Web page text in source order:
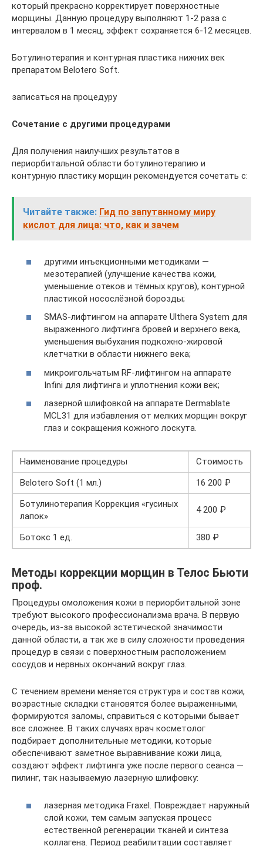
который прекрасно корректирует поверхностные
морщины. Данную процедуру выполняют 1-2 раза с
интервалом в 1 месяц, эффект сохраняется 6-12 месяцев.
Ботулинотерапия и контурная пластика нижних век
препаратом Belotero Soft.
записаться на процедуру
Сочетание с другими процедурами
Для получения наилучших результатов в
периорбитальной области ботулинотерапию и
контурную пластику морщин рекомендуется сочетать с:
Читайте также: Гид по запутанному миру
кислот для лица: что, как и зачем
другими инъекционными методиками —
мезотерапией (улучшение качества кожи,
уменьшение отеков и тёмных кругов), контурной
пластикой носослёзной борозды;
SMAS-лифтингом на аппарате Ulthera System для
выраженного лифтинга бровей и верхнего века,
уменьшения выбухания подкожно-жировой
клетчатки в области нижнего века;
микроигольчатым RF-лифтингом на аппарате
Infini для лифтинга и уплотнения кожи век;
лазерной шлифовкой на аппарате Dermablate
MCL31 для избавления от мелких морщин вокруг
глаз и сокращения кожного лоскута.
Наименование процедуры
Стоимость
Belotero Soft (1 мл.)
16 200 ₽
Ботулинотерапия Коррекция «гусиных
лапок»
4 200 ₽
Ботокс 1 ед. 380 ₽
Методы коррекции морщин в Телос Бьюти
проф.
Процедуры омоложения кожи в периорбитальной зоне
требуют высокого профессионализма врача. В первую
очередь, из-за высокой эстетической значимости
данной области, а так же в силу сложности проведения
процедур в связи с поверхностным расположением
сосудов и нервных окончаний вокруг глаз.
С течением времени меняется структура и состав кожи,
возрастные складки становятся более выраженными,
формируются заломы, справиться с которыми бывает
все сложнее. В таких случаях врач косметолог
подбирает дополнительные методики, которые
обеспечивают заметное выравнивание кожи лица,
создают эффект лифтинга уже после первого сеанса —
пилинг, так называемую лазерную шлифовку:
лазерная методика Fraxel. Повреждает наружный
слой кожи, тем самым запуская процесс
естественной регенерации тканей и синтеза
коллагена. Период реабилитации составляет